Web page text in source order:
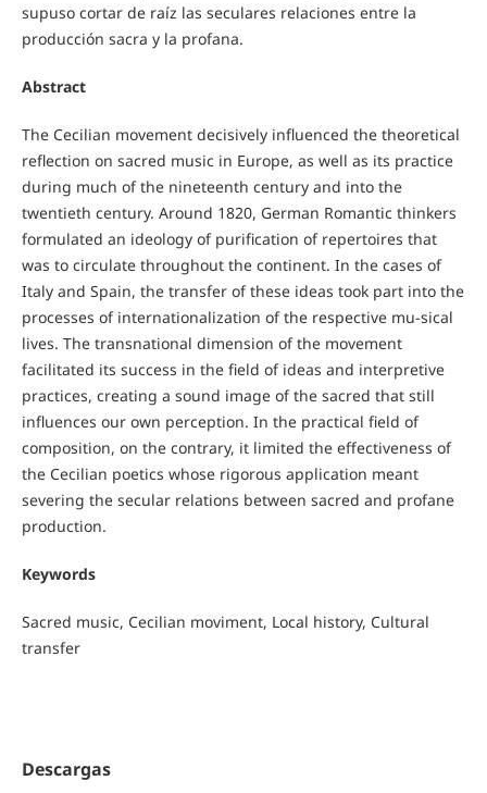
supuso cortar de raíz las seculares relaciones entre la
producción sacra y la profana.
Abstract
The Cecilian movement decisively influenced the theoretical
reflection on sacred music in Europe, as well as its practice
during much of the nineteenth century and into the
twentieth century. Around 1820, German Romantic thinkers
formulated an ideology of purification of repertoires that
was to circulate throughout the continent. In the cases of
Italy and Spain, the transfer of these ideas took part into the
processes of internationalization of the respective mu-sical
lives. The transnational dimension of the movement
facilitated its success in the field of ideas and interpretive
practices, creating a sound image of the sacred that still
influences our own perception. In the practical field of
composition, on the contrary, it limited the effectiveness of
the Cecilian poetics whose rigorous application meant
severing the secular relations between sacred and profane
production.
Keywords
Sacred music, Cecilian moviment, Local history, Cultural
transfer
Descargas